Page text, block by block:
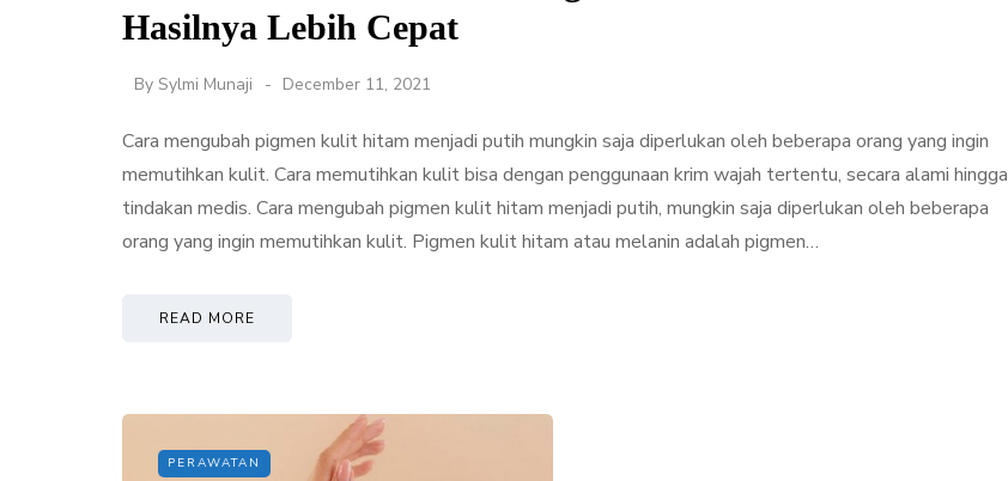
Hasilnya Lebih Cepat
By Sylmi Munaji December 11, 2021
Cara mengubah pigmen kulit hitam menjadi putih mungkin saja diperlukan oleh beberapa orang yang ingin
memutihkan kulit. Cara memutihkan kulit bisa dengan penggunaan krim wajah tertentu, secara alami hingga
tindakan medis. Cara mengubah pigmen kulit hitam menjadi putih, mungkin saja diperlukan oleh beberapa
orang yang ingin memutihkan kulit. Pigmen kulit hitam atau melanin adalah pigmen…
READ MORE
PERAWATAN